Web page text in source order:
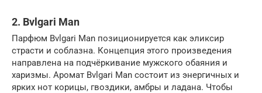
2. Bvlgari Man
Парфюм Bvlgari Man позиционируется как эликсир
страсти и соблазна. Концепция этого произведения
направлена на подчёркивание мужского обаяния и
харизмы. Аромат Bvlgari Man состоит из энергичных и
ярких нот корицы, гвоздики, амбры и ладана. Чтобы